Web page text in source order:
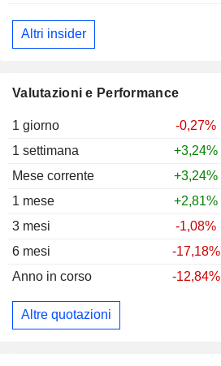
Valutazioni e Performance
1 giorno
-0,27%
1 settimana
+3,24%
Mese corrente
+3,24%
1 mese
+2,81%
3 mesi
-1,08%
6 mesi
-17,18%
Anno in corso
-12,84%
Altre quotazioni
Altri insider